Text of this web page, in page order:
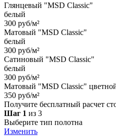
Глянцевый "MSD Classic"
белый
300 руб/м²
Матовый "MSD Classic"
белый
300 руб/м²
Сатиновый "MSD Classic"
белый
300 руб/м²
Матовый "MSD Classic"
350 руб/м²
Получите бесплатный расчет
Шаг 1 из 3
Выберите тип полотна
Изменить